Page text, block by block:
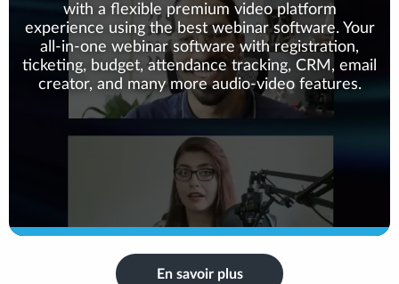
with a flexible premium video platform
experience using the best webinar software. Your
all-in-one webinar software with registration,
ticketing, budget, attendance tracking, CRM, email
creator, and many more audio-video features.
En savoir plus